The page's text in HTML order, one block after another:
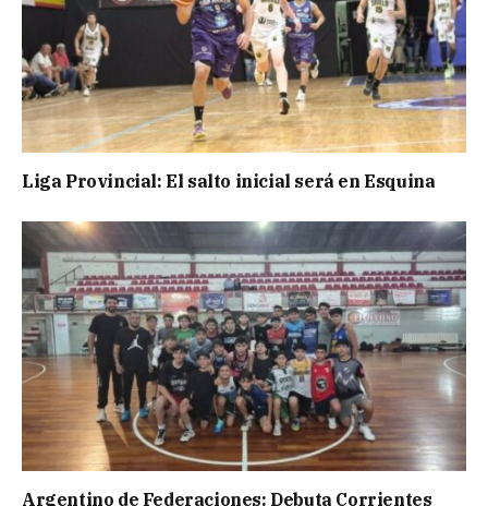
Liga Provincial: El salto inicial será en Esquina
Argentino de Federaciones: Debuta Corrientes